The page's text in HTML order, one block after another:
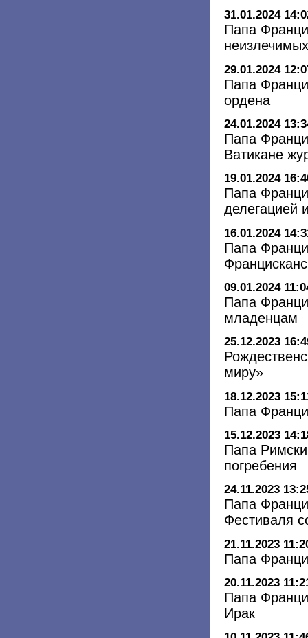
31.01.2024
Папа
29.01.2024
Папа
ордена
24.01.2024
Папа
Ватикане
19.01.2024
Папа
делегацией
16.01.2024
Папа
09.01.2024
Папа
младенцам
25.12.2023
миру»
18.12.2023
Папа
15.12.2023
Папа
погребения
24.11.2023
Папа
Фестиваля
21.11.2023
Папа
20.11.2023
Папа
Ирак